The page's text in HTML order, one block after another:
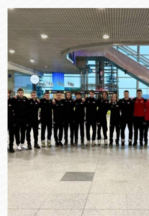
МАГАЗИН